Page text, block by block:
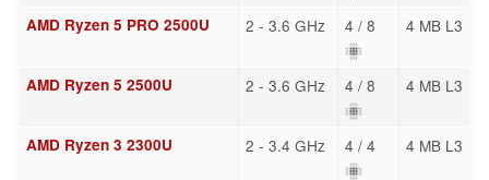
AMD Ryzen 5 PRO 2500U 2 - 3.6 GHz 4 / 8 4 MB L3
AMD Ryzen 5 2500U 2 - 3.6 GHz 4 / 8 4 MB L3
AMD Ryzen 3 2300U 2 - 3.4 GHz 4 / 4 4 MB L3